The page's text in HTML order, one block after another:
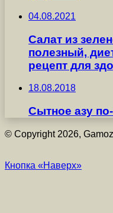
04.08.2021
Салат из
полезный,
рецепт для
18.08.2018
Сытное азу
© Copyright 2026,
Кнопка «Наверх»